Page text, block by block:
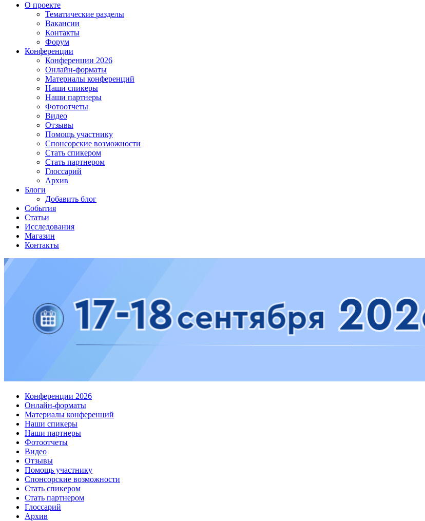
О проекте
Тематические разделы
Вакансии
Контакты
Форум
Конференции
Конференции 2026
Онлайн-форматы
Материалы конференций
Наши спикеры
Наши партнеры
Фотоотчеты
Видео
Отзывы
Помощь участнику
Спонсорские возможности
Стать спикером
Стать партнером
Глоссарий
Архив
Блоги
Добавить блог
События
Статьи
Исследования
Магазин
Контакты
Конференции 2026
Онлайн-форматы
Материалы конференций
Наши спикеры
Наши партнеры
Фотоотчеты
Видео
Отзывы
Помощь участнику
Спонсорские возможности
Стать спикером
Стать партнером
Глоссарий
Архив